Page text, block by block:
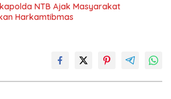
NTB Ajak Masyarakat
Harkamtibmas